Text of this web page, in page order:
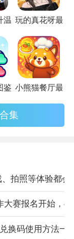
温7先行服
玩的真花呀最新
鉴离线版
小熊猫餐厅最新
集
拍照等体验都会
大赛报名开始，4
换码使用方法一